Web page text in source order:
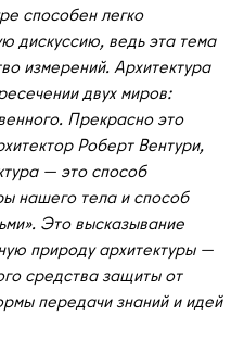
способен легко
дискуссию, ведь эта тема
измерений. Архитектура
двух миров:
Прекрасно это
Роберт Вентури,
— это способ
нашего тела и способ
Это высказывание
природу архитектуры —
средства защиты от
передачи знаний и идей